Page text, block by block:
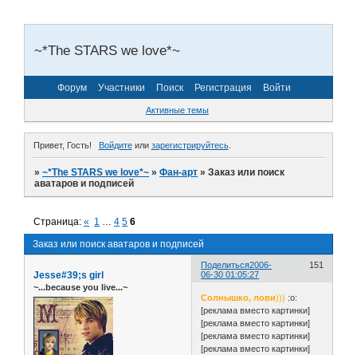
~*The STARS we love*~
Форум Участники Поиск Регистрация Войти
Активные темы
Привет, Гость! Войдитеили зарегистрируйтесь.
»~*The STARS we love*~ »Фан-арт »Заказ или поиск
аватаров и подписей
Заказ или поиск аватаров и подписей
Страница:« 1 … 4 5 6
Поделиться 151
2006-
06-30 01:05:27
Jesse#39;s girl
~...because you live...~
Солнышко, лови))) :o:
[реклама вместо картинки]
[реклама вместо картинки]
[реклама вместо картинки]
[реклама вместо картинки]